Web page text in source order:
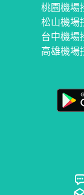
桃園機場
松山機場
台中機場
高雄機場